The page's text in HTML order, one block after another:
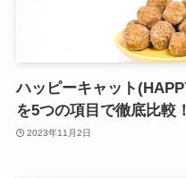
ハッピーキャット
を5つの項目で徹底比較！
2023年11月2日